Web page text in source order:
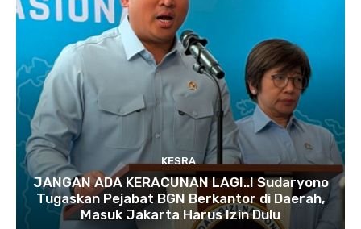
KESRA
JANGAN ADA KERACUNAN LAGI..! Sudaryono
Tugaskan Pejabat BGN Berkantor di Daerah,
Masuk Jakarta Harus Izin Dulu